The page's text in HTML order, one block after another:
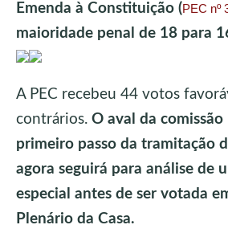
Emenda à Constituição (PEC nº
maioridade penal de 18 para
A PEC recebeu 44 votos
contrários. O aval da
primeiro passo da tramitação
agora seguirá para análise de
especial antes de ser votada
Plenário da Casa.